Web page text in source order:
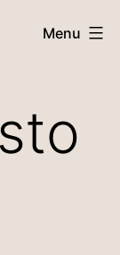
Menu